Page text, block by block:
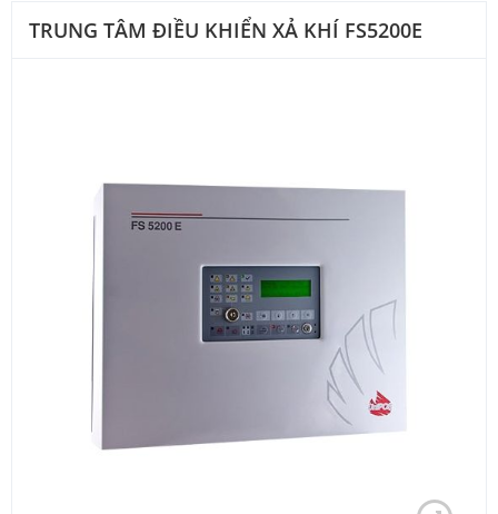
TRUNG TÂM ĐIỀU KHIỂN XẢ KHÍ FS5200E